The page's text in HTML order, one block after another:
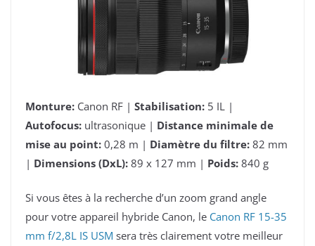
Monture: Canon RF | Stabilisation: 5 IL |
Autofocus: ultrasonique | Distance minimale de
mise au point: 0,28 m | Diamètre du filtre: 82 mm
| Dimensions (DxL): 89 x 127 mm | Poids: 840 g
Si vous êtes à la recherche d’un zoom grand angle
pour votre appareil hybride Canon, le Canon RF 15-35
mm f/2,8L IS USM sera très clairement votre meilleur